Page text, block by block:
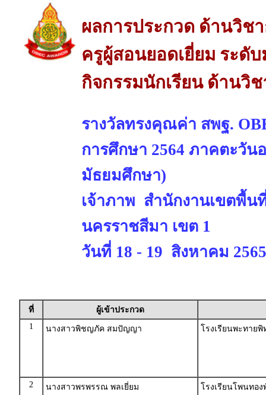
ผลการประกวด ด้านวิช
ครูผู้สอนยอดเยี่ยม ระดั
กิจกรรมนักเรียน ด้านวิช
รางวัลทรงคุณค่า สพฐ.
การศึกษา 2564 ภาคตะวัน
มัธยมศึกษา)
เจ้าภาพ สำนักงานเขตพื้น
นครราชสีมา เขต 1
วันที่ 18 - 19 สิงหาคม 2565
ที่
ผู้เข้าประกวด
1
นางสาวพิชญภัค สมปัญญา โรงเรียนพะทาย
2 นางสาวพรพรรณ พลเยี่ยม โรงเรียนโพนทอ